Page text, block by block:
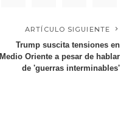
ARTÍCULO SIGUIENTE
Trump suscita tensiones en
Medio Oriente a pesar de hablar
de 'guerras interminables'